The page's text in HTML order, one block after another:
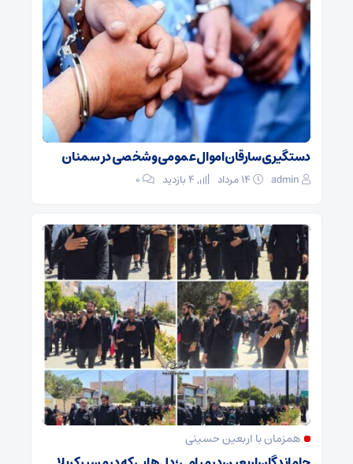
دستگیری سارقان اموال عمومی و شخصی در سمنان
admin ۰
همزمان با اربعین حسینی